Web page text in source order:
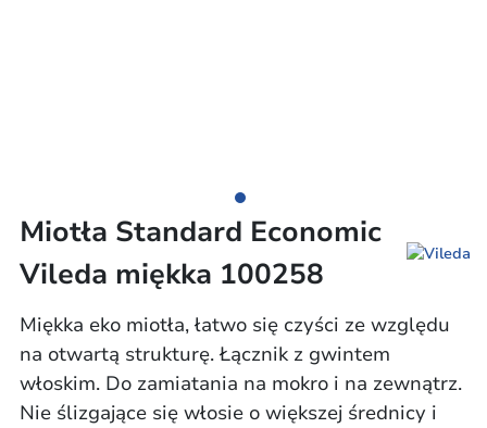
Miotła Standard Economic
Vileda miękka 100258
Miękka eko miotła, łatwo się czyści ze względu
na otwartą strukturę. Łącznik z gwintem
włoskim. Do zamiatania na mokro i na zewnątrz.
Nie ślizgające się włosie o większej średnicy i